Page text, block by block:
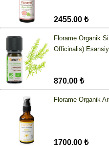
2455.00 ₺
Florame Organik
Officinalis)
870.00 ₺
Florame Organik
1700.00 ₺